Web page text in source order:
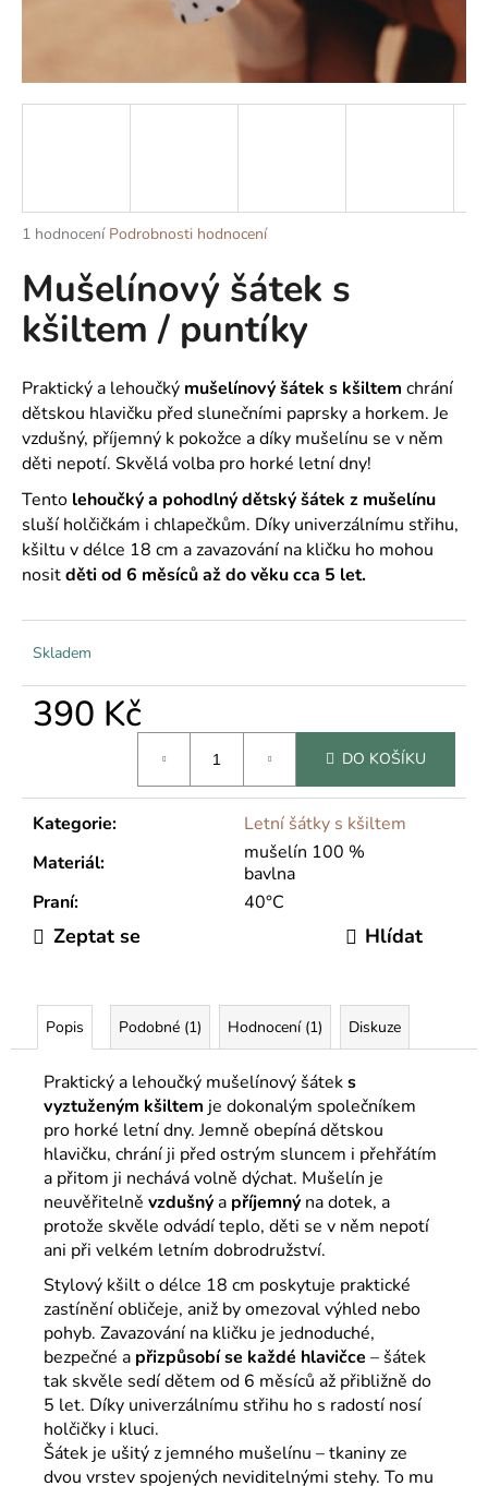
Průměrné
produktu
je
5,0
z
hvězdiček.
1 hodnocení Podrobnosti hodnocení
Mušelínový šátek s
kšiltem / puntíky
Praktický a lehoučký mušelínový šátek s kšiltem chrání
dětskou hlavičku před slunečními paprsky a horkem. Je
vzdušný, příjemný k pokožce a díky mušelínu se v něm
děti nepotí. Skvělá volba pro horké letní dny!
Tento lehoučký a pohodlný dětský šátek z mušelínu
sluší holčičkám i chlapečkům. Díky univerzálnímu střihu,
kšiltu v délce 18 cm a zavazování na kličku ho mohou
nositděti od 6 měsíců až do věku cca 5 let.
Skladem
390 Kč
DO KOŠÍKU
Kategorie:
Letní šátky s kšiltem
Materiál:
mušelín 100 %
bavlna
Praní: 40°C
Zeptat se Hlídat
Popis Podobné (1) Hodnocení (1) Diskuze
Praktický a lehoučký mušelínový šáteks
vyztuženým kšiltem je dokonalým společníkem
pro horké letní dny. Jemně obepíná dětskou
hlavičku, chrání ji před ostrým sluncem i přehřátím
a přitom ji nechává volně dýchat. Mušelín je
neuvěřitelně vzdušnýa příjemný na dotek, a
protože skvěle odvádí teplo, děti se v něm nepotí
ani při velkém letním dobrodružství.
Stylový kšilt o délce 18 cm poskytuje praktické
zastínění obličeje, aniž by omezoval výhled nebo
pohyb. Zavazování na kličku je jednoduché,
bezpečné a přizpůsobí se každé hlavičce – šátek
tak skvěle sedí dětem od 6 měsíců až přibližně do
5 let. Díky univerzálnímu střihu ho s radostí nosí
holčičky i kluci.
Šátek je ušitý z jemného mušelínu – tkaniny ze
dvou vrstev spojených neviditelnými stehy. To mu
í
t
D
p
o
r
u
č
u
j
e
m